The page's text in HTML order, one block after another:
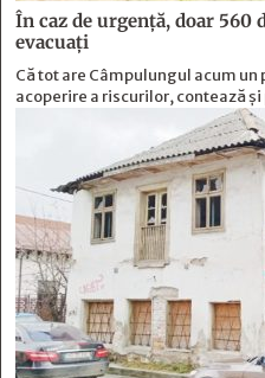
În caz de urgență, doar
evacuați
Că tot are Câmpulungul acum
acoperire a riscurilor, contează